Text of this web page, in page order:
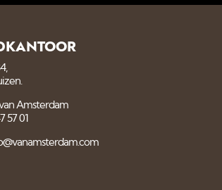
Amsterdam
57 01